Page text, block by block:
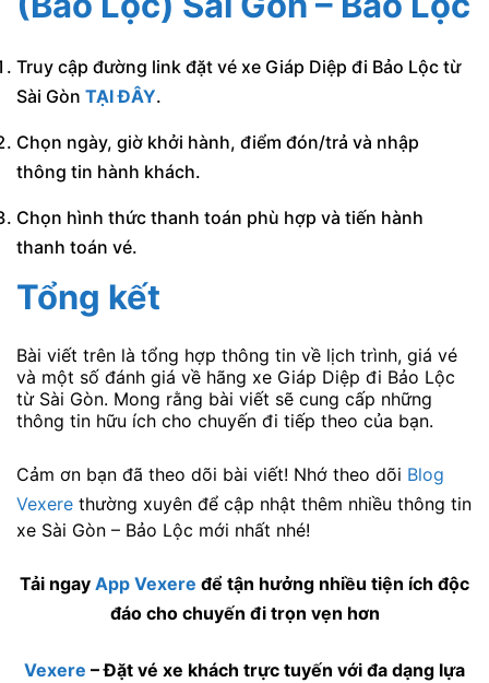
Truy cập đường link đặt vé xe Giáp Diệp đi Bảo Lộc từ
Sài Gòn TẠI ĐÂY.
Chọn ngày, giờ khởi hành, điểm đón/trả và nhập
thông tin hành khách.
Chọn hình thức thanh toán phù hợp và tiến hành
thanh toán vé.
Tổng kết
Bài viết trên là tổng hợp thông tin về lịch trình, giá vé
và một số đánh giá về hãng xe Giáp Diệp đi Bảo Lộc
từ Sài Gòn. Mong rằng bài viết sẽ cung cấp những
thông tin hữu ích cho chuyến đi tiếp theo của bạn.
Cảm ơn bạn đã theo dõi bài viết! Nhớ theo dõi Blog
Vexere thường xuyên để cập nhật thêm nhiều thông tin
xe Sài Gòn – Bảo Lộc mới nhất nhé!
Tải ngay App Vexere để tận hưởng nhiều tiện ích độc
đáo cho chuyến đi trọn vẹn hơn
Vexere – Đặt vé xe khách trực tuyến với đa dạng lựa